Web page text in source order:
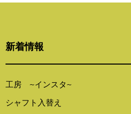
ョ
ン
新着情報
工房 ~インスタ~
シャフト入替え